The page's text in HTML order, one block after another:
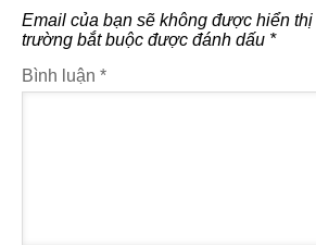
Email của bạn sẽ không được hiển thị
trường bắt buộc được đánh dấu *
Bình luận *